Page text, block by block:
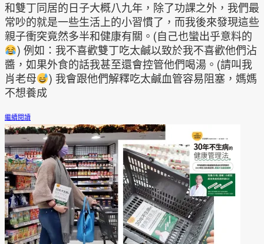
和雙丁同居的日子大概八九年，除了功課之外，我們最
常吵的就是一些生活上的小習慣了，而我後來發現這些
親子衝突竟然多半和健康有關。(自己也蠻出乎意料的
) 例如：我不喜歡雙丁吃太鹹以致於我不喜歡他們沾
醬，如果外食的話我甚至還會控管他們喝湯。(請叫我
肖老母
) 我會跟他們解釋吃太鹹血管容易阻塞，媽媽
不想養成
繼續閱讀